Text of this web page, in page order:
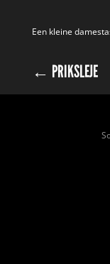
Een kleine
← PRIKSLEJE